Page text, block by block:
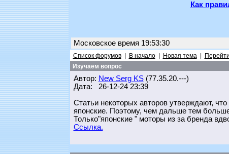
Как
Московское время 19:53:30
Список форумов| В начало| Новая тема|
Изучаем вопрос
Автор: New Serg KS(77.35.20.---)
Дата: 26-12-24 23:39
Статьи некоторых авторов утверждают,
японские. Поэтому, чем дальше тем
Только"японские " моторы из за бренда
Ссылка.